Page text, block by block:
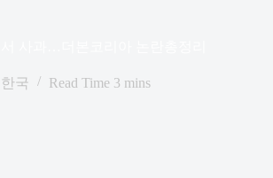
한국 Read Time 3 mins